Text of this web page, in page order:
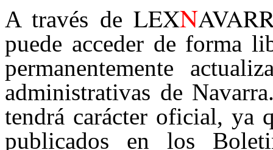
A través de LEXN
puede acceder de forma
permanentemente
administrativas de
tendrá carácter oficial, ya
publicados en los